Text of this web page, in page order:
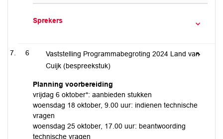
Sprekers
6
Vaststelling Programmabegroting 2024 Land van
Cuijk (bespreekstuk)
Planning voorbereiding
vrijdag 6 oktober*: aanbieden stukken
woensdag 18 oktober, 9.00 uur: indienen technische
vragen
woensdag 25 oktober, 17.00 uur: beantwoording
technische vragen